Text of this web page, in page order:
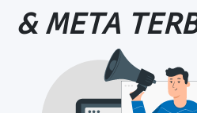
& META